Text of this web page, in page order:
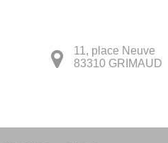
11, place Neuve
83310 GRIMAUD